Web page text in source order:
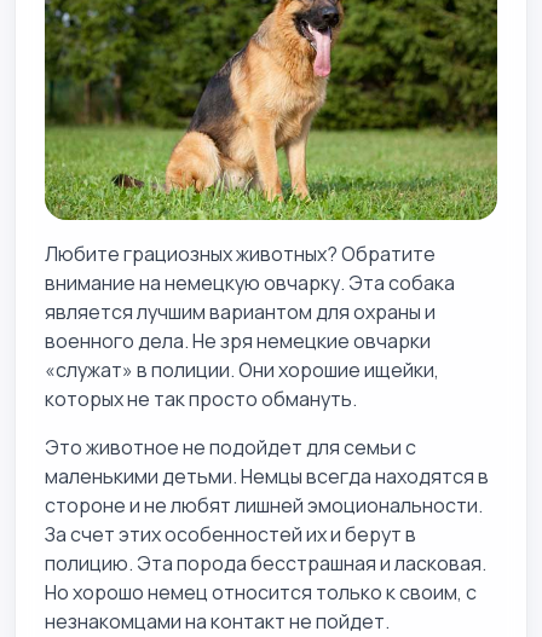
Любите грациозных животных? Обратите
внимание на немецкую овчарку. Эта собака
является лучшим вариантом для охраны и
военного дела. Не зря немецкие овчарки
«служат» в полиции. Они хорошие ищейки,
которых не так просто обмануть.
Это животное не подойдет для семьи с
маленькими детьми. Немцы всегда находятся в
стороне и не любят лишней эмоциональности.
За счет этих особенностей их и берут в
полицию. Эта порода бесстрашная и ласковая.
Но хорошо немец относится только к своим, с
незнакомцами на контакт не пойдет.